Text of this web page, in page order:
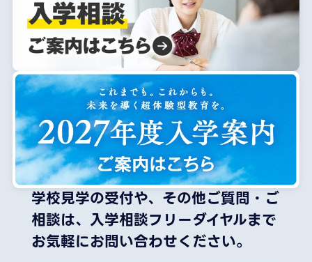
学校見学の受付や、その他ご質問・ご
相談は、 入学相談フリーダイヤルまで
お気軽にお問い合わせください。